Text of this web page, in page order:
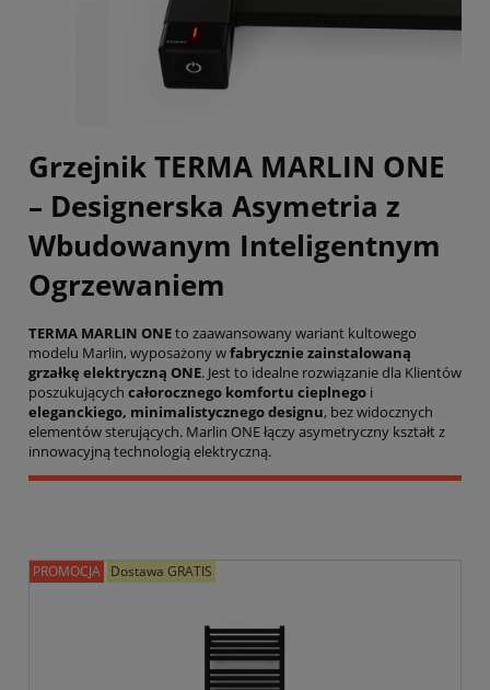
Grzejnik TERMA MARLIN ONE
– Designerska Asymetria z
Wbudowanym Inteligentnym
Ogrzewaniem
TERMA MARLIN ONEto zaawansowany wariant kultowego
modelu Marlin, wyposażony wfabrycznie zainstalowaną
grzałkę elektryczną ONE. Jest to idealne rozwiązanie dla Klientów
poszukujących całorocznego komfortu cieplnego i
eleganckiego, minimalistycznego designu, bez widocznych
elementów sterujących. Marlin ONE łączy asymetryczny kształt z
innowacyjną technologią elektryczną.
PROMOCJA Dostawa GRATIS